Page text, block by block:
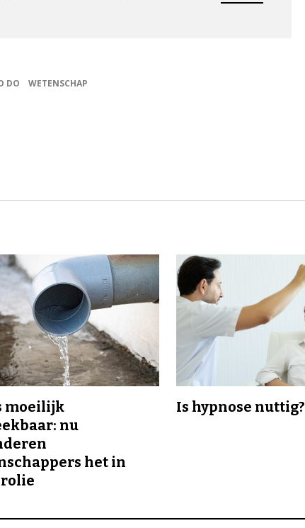
DO WETENSCHAP
moeilijk
nu
het in
Is hypnose nuttig?